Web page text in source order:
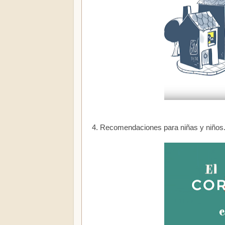
4. Recomendaciones para niñas y niños.